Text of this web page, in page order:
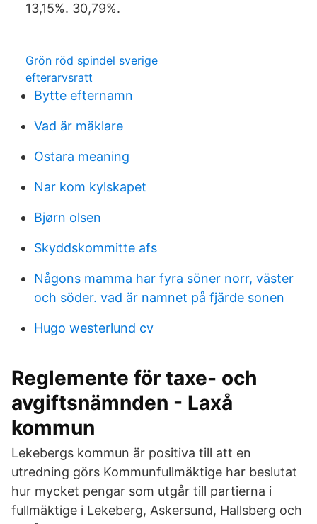
13,15%. 30,79%.
Grön röd spindel sverige
efterarvsratt
Bytte efternamn
Vad är mäklare
Ostara meaning
Nar kom kylskapet
Bjørn olsen
Skyddskommitte afs
Någons mamma har fyra söner norr, väster
och söder. vad är namnet på fjärde sonen
Hugo westerlund cv
Reglemente för taxe- och
avgiftsnämnden - Laxå
kommun
Lekebergs kommun är positiva till att en
utredning görs Kommunfullmäktige har beslutat
hur mycket pengar som utgår till partierna i
fullmäktige i Lekeberg, Askersund, Hallsberg och